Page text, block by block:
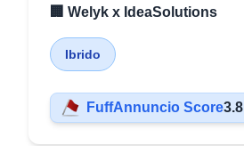
🏢 Welyk x IdeaSolutions
Ibrido
FuffAnnuncio Score3.8